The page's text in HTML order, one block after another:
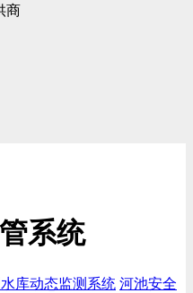
系统
库动态监测系统 河池安全